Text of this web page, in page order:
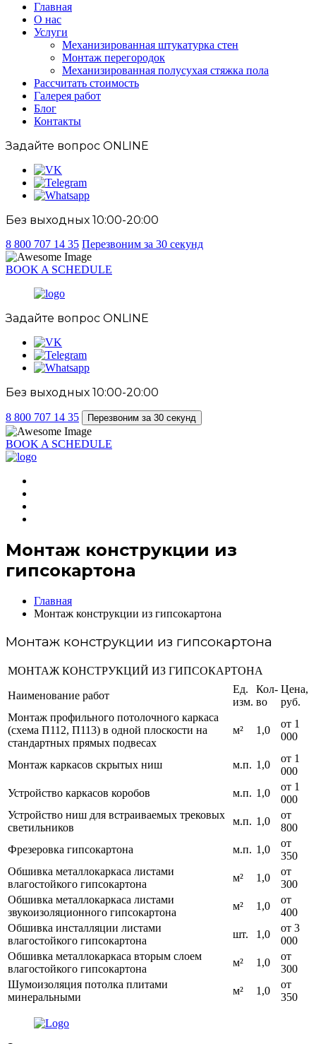
Главная
О нас
Услуги
Механизированная штукатурка стен
Монтаж перегородок
Механизированная полусухая стяжка пола
Рассчитать стоимость
Галерея работ
Блог
Контакты
Задайте вопрос ONLINE
Без выходных 10:00-20:00
8 800 707 14 35 Перезвоним за 30 секунд
BOOK A SCHEDULE
Задайте вопрос ONLINE
Без выходных 10:00-20:00
8 800 707 14 35 Перезвоним за 30 секунд
BOOK A SCHEDULE
Монтаж конструкции из
гипсокартона
Главная
Монтаж конструкции из гипсокартона
Монтаж конструкции из гипсокартона
МОНТАЖ КОНСТРУКЦИЙ ИЗ ГИПСОКАРТОНА
Наименование работ
Ед.
изм.
Кол-
во
Цена,
руб.
Монтаж профильного потолочного каркаса
(схема П112, П113) в одной плоскости на
стандартных прямых подвесах
м² 1,0
от 1
000
Монтаж каркасов скрытых ниш м.п. 1,0
от 1
000
Устройство каркасов коробов
м.п. 1,0
от 1
000
Устройство ниш для встраиваемых трековых
светильников
м.п. 1,0
от
800
Фрезеровка гипсокартона
м.п. 1,0
от
350
Обшивка металлокаркаса листами
влагостойкого гипсокартона
м² 1,0
от
300
Обшивка металлокаркаса листами
звукоизоляционного гипсокартона
м² 1,0
от
400
Обшивка инсталляции листами
влагостойкого гипсокартона
шт. 1,0
от 3
000
Обшивка металлокаркаса вторым слоем
влагостойкого гипсокартона
м² 1,0
от
300
Шумоизоляция потолка плитами
минеральными
м² 1,0
от
350